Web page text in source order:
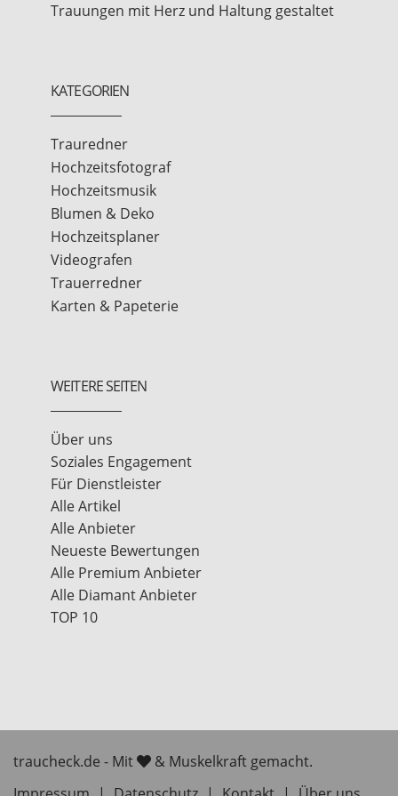
Trauungen mit Herz und Haltung gestaltet
KATEGORIEN
Trauredner
Hochzeitsfotograf
Hochzeitsmusik
Blumen & Deko
Hochzeitsplaner
Videografen
Trauerredner
Karten & Papeterie
WEITERE SEITEN
Über uns
Soziales Engagement
Für Dienstleister
Alle Artikel
Alle Anbieter
Neueste Bewertungen
Alle Premium Anbieter
Alle Diamant Anbieter
TOP 10
traucheck.de - Mit
& Muskelkraft gemacht.